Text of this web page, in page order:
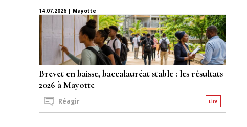
14.07.2026 | Mayotte
Brevet en baisse, baccalauréat stable : les résultats
2026 à Mayotte
Lire
Réagir